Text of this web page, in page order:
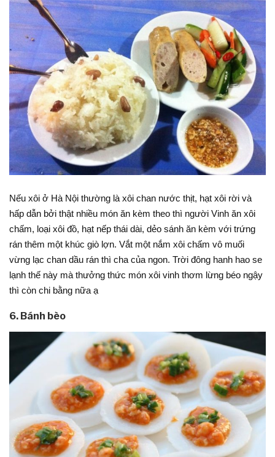
Nếu xôi ở Hà Nội thường là xôi chan nước thịt, hạt xôi rời và
hấp dẫn bởi thật nhiều món ăn kèm theo thì người Vinh ăn xôi
chấm, loại xôi đồ, hạt nếp thái dài, dẻo sánh ăn kèm với trứng
rán thêm một khúc giò lợn. Vắt một nắm xôi chấm vô muối
vừng lạc chan dầu rán thì cha của ngon. Trời đông hanh hao se
lạnh thế này mà thưởng thức món xôi vinh thơm lừng béo ngậy
thì còn chi bằng nữa ạ
6. Bánh bèo